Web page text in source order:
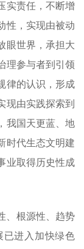
实责任，不断增
性，实现由被动
眼世界，承担大
理参与者到引领
律的认识，形成
现由实践探索到
我国天更蓝、地
时代生态文明建
业取得历史性成
、根源性、趋势
已进入加快绿色